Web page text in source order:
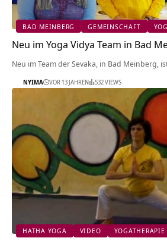
BAD MEINBERG GEMEINSCHAFT
Neu im Yoga Vidya Team in Bad
Neu im Team der Sevaka, in Bad Meinberg,
NYIMA VOR 13 JAHREN 532 VIEWS
HATHA YOGA VIDEO YOGATHERAPIE